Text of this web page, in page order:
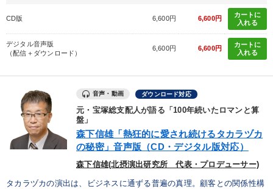
CD版 6,600円 6,600円
カートに
入れる
デジタル音声版
（配信＋ダウンロード）
6,600円 6,600円
カートに
入れる
音声・動画 ダウンロード対応
元・宝塚総支配人が語る「100年続いたロマンと算
盤」
森下信雄「熱狂的に愛され続けるタカラヅカ
の秘密」音声版（CD・デジタル版対応）
森下信雄(北摂演出研究所 代表・プロデューサー)
タカラヅカの演出は、ビジネスに通ずる普遍の真理。顧客との関係性構